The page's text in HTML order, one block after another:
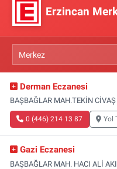
Erzincan
Derman Eczanesi
BAŞBAĞLAR MAH.TEKİN
0 (446) 214 13 87 Yol
Gazi Eczanesi
BAŞBAĞLAR MAH. HACI ALİ